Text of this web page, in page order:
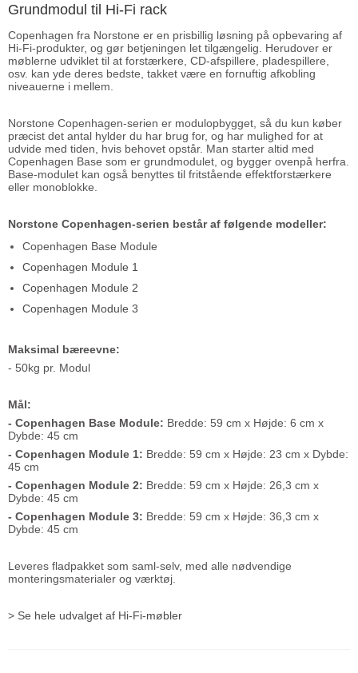
Grundmodul til Hi-Fi rack
Copenhagen fra Norstone er en prisbillig løsning på opbevaring af
Hi-Fi-produkter, og gør betjeningen let tilgængelig. Herudover er
møblerne udviklet til at forstærkere, CD-afspillere, pladespillere,
osv. kan yde deres bedste, takket være en fornuftig afkobling
niveauerne i mellem.
Norstone Copenhagen-serien er modulopbygget, så du kun køber
præcist det antal hylder du har brug for, og har mulighed for at
udvide med tiden, hvis behovet opstår. Man starter altid med
Copenhagen Base som er grundmodulet, og bygger ovenpå herfra.
Base-modulet kan også benyttes til fritstående effektforstærkere
eller monoblokke.
Norstone Copenhagen-serien består af følgende modeller:
Copenhagen Base Module
Copenhagen Module 1
Copenhagen Module 2
Copenhagen Module 3
Maksimal bæreevne:
- 50kg pr. Modul
Mål:
- Copenhagen Base Module: Bredde: 59 cm x Højde: 6 cm x
Dybde: 45 cm
- Copenhagen Module 1: Bredde: 59 cm x Højde: 23 cm x Dybde:
45 cm
- Copenhagen Module 2: Bredde: 59 cm x Højde: 26,3 cm x
Dybde: 45 cm
- Copenhagen Module 3: Bredde: 59 cm x Højde: 36,3 cm x
Dybde: 45 cm
Leveres fladpakket som saml-selv, med alle nødvendige
monteringsmaterialer og værktøj.
> Se hele udvalget af Hi-Fi-møbler